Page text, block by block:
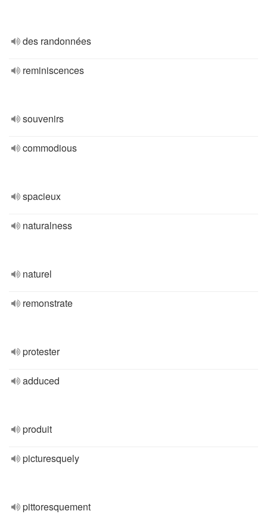
des randonnées
reminiscences
souvenirs
commodious
spacieux
naturalness
naturel
remonstrate
protester
adduced
produit
picturesquely
pittoresquement